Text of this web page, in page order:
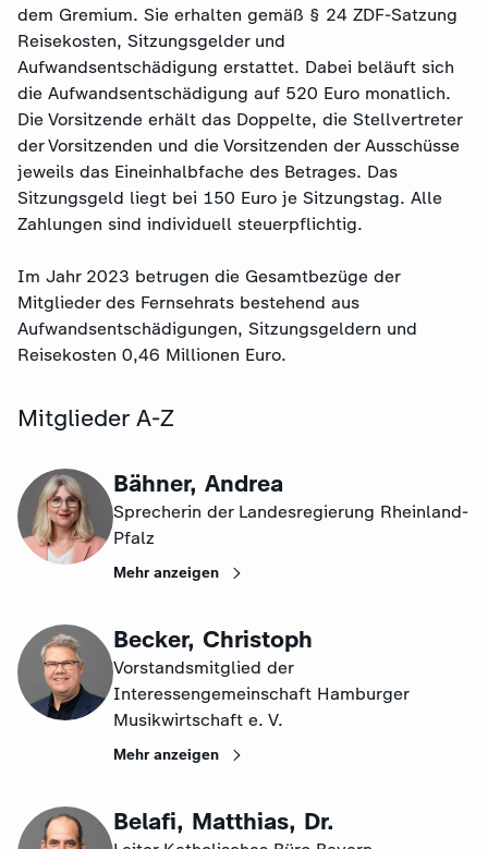
dem Gremium. Sie erhalten gemäß § 24 ZDF-Satzung
Reisekosten, Sitzungsgelder und
Aufwandsentschädigung erstattet. Dabei beläuft sich
die Aufwandsentschädigung auf 520 Euro monatlich.
Die Vorsitzende erhält das Doppelte, die Stellvertreter
der Vorsitzenden und die Vorsitzenden der Ausschüsse
jeweils das Eineinhalbfache des Betrages. Das
Sitzungsgeld liegt bei 150 Euro je Sitzungstag. Alle
Zahlungen sind individuell steuerpflichtig.
Im Jahr 2023 betrugen die Gesamtbezüge der
Mitglieder des Fernsehrats bestehend aus
Aufwandsentschädigungen, Sitzungsgeldern und
Reisekosten 0,46 Millionen Euro.
Mitglieder A-Z
Bähner, Andrea
Sprecherin der Landesregierung Rheinland-
Pfalz
Mehr anzeigen
Becker, Christoph
Vorstandsmitglied der
Interessengemeinschaft Hamburger
Musikwirtschaft e. V.
Mehr anzeigen
Belafi, Matthias, Dr.